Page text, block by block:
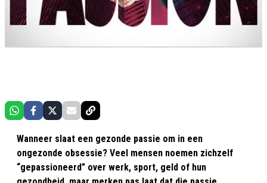
Wanneer slaat een gezonde passie om in een
ongezonde obsessie? Veel mensen noemen zichzelf
“gepassioneerd” over werk, sport, geld of hun